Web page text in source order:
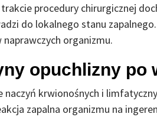
procedury chirurgicznej
do lokalnego stanu
organizmu.
opuchlizny po
naczyń krwionośnych i
zapalna organizmu na